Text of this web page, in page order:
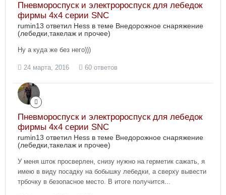
Пневмороспуск и электророспуск для лебедок
фирмы 4х4 серии SNC
rumin13 ответил Hess в теме Внедорожное снаряжение
(лебедки,такелаж и прочее)
Ну а куда же без него)))
24 марта, 2016 60 ответов
Пневмороспуск и электророспуск для лебедок
фирмы 4х4 серии SNC
rumin13 ответил Hess в теме Внедорожное снаряжение
(лебедки,такелаж и прочее)
У меня шток просверлен, снизу нужно на герметик сажать, я
имею в виду посадку на бобышку лебедки, а сверху вывести
трбочку в безопасное место. В итоге получится...